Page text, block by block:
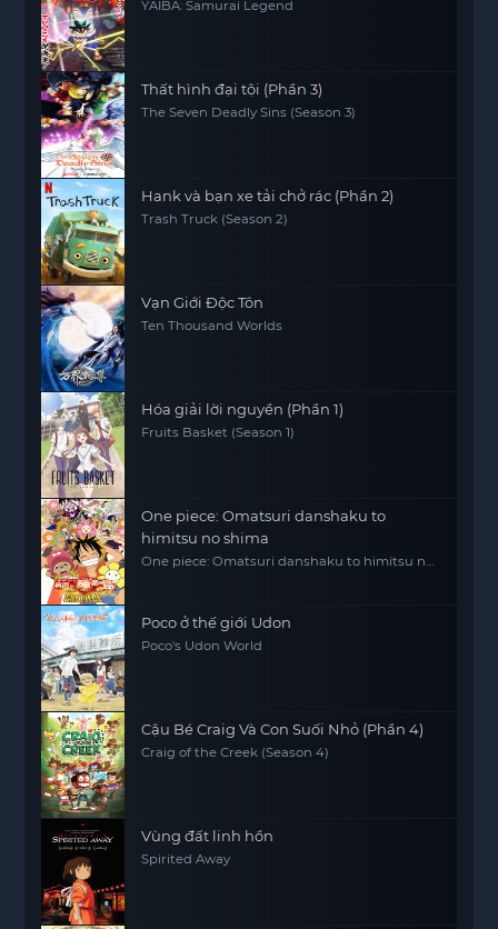
YAIBA: Samurai Legend
Thất hình đại tội (Phần 3)
The Seven Deadly Sins (Season 3)
Hank và bạn xe tải chở rác (Phần 2)
Trash Truck (Season 2)
Vạn Giới Độc Tôn
Ten Thousand Worlds
Hóa giải lời nguyền (Phần 1)
Fruits Basket (Season 1)
One piece: Omatsuri danshaku to
himitsu no shima
One piece: Omatsuri danshaku to himitsu no
Poco ở thế giới Udon
Poco's Udon World
Cậu Bé Craig Và Con Suối Nhỏ (Phần 4)
Craig of the Creek (Season 4)
Vùng đất linh hồn
Spirited Away